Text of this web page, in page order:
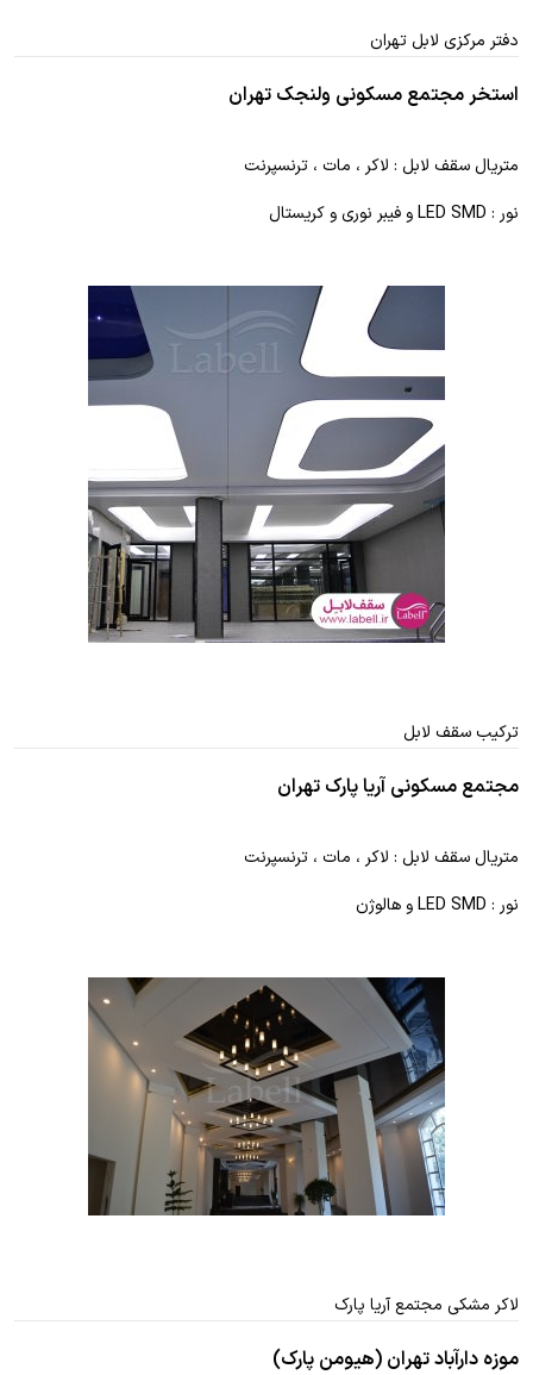
دفتر مرکزی لابل تهران
استخر مجتمع مسکونی ولنجک تهران
متریال سقف لابل : لاکر ، مات ، ترنسپرنت
نور : LED SMD و فیبر نوری و کریستال
ترکیب سقف لابل
مجتمع مسکونی آریا پارک تهران
متریال سقف لابل : لاکر ، مات ، ترنسپرنت
نور : LED SMD و هالوژن
لاکر مشکی مجتمع آریا پارک
موزه دارآباد تهران (هیومن پارک)